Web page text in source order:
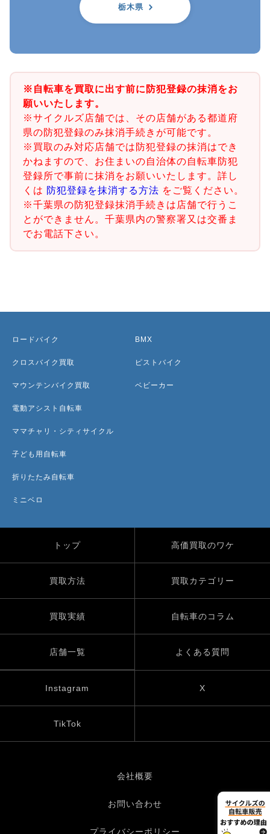
栃木県
※自転車を買取に出す前に防犯登録の抹消をお
願いいたします。
※サイクルズ店舗では、その店舗がある都道府
県の防犯登録のみ抹消手続きが可能です。
※買取のみ対応店舗では防犯登録の抹消はでき
かねますので、お住まいの自治体の自転車防犯
登録所で事前に抹消をお願いいたします。詳し
くは 防犯登録を抹消する方法 をご覧ください。
※千葉県の防犯登録抹消手続きは店舗で行うこ
とができません。千葉県内の警察署又は交番ま
でお電話下さい。
ロードバイク
クロスバイク買取
マウンテンバイク買取
電動アシスト自転車
ママチャリ・シティサイクル
子ども用自転車
折りたたみ自転車
ミニベロ
BMX
ピストバイク
ベビーカー
トップ 高価買取のワケ
買取方法 買取カテゴリー
買取実績 自転車のコラム
店舗一覧 よくある質問
Instagram X
TikTok
会社概要
お問い合わせ
プライバシーポリシー